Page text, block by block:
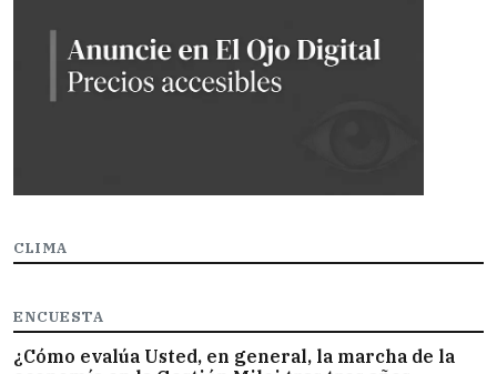
CLIMA
ENCUESTA
¿Cómo evalúa Usted, en general, la marcha de la